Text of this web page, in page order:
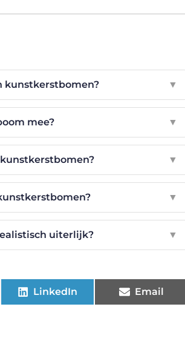
kunstkerstbomen? ▼
mee? ▼
▼
▼
uiterlijk? ▼
LinkedIn Email